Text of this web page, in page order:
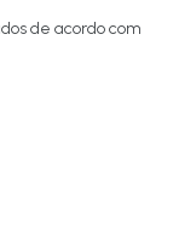
de acordo com